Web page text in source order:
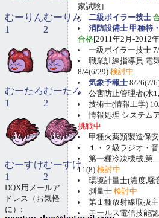
家試験]
二級ボイラー技士
消防設備士 甲種特
合格[2011年2月-2012
一級ボイラー技士
職業訓練指導員 電
8/4(6/29) 検討中
気象予報士 8/26(7/
公害防止管理者(水
技術士(情報工学)
情報処理 システム
挑戦中
甲種火薬類製造保
１・２級ラジオ・
第一種冷凍機械,第
11(8) 検討中
環境計量士(濃度,騒
測量士 検討中
第１種放射線取扱
モールス電信技能
むーりん
1
むーりん
2
むーたろ
1
むーたろ
2
むーすけ
1
むーすけ
2
DQX用メールア
ドレス（お気軽
に）: